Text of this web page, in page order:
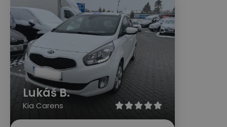

Lukáš B.
Kia Carens